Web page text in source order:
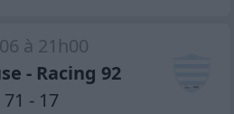
à 21h00
- Racing 92
71 - 17